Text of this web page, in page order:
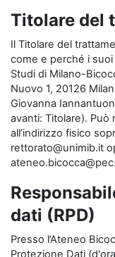
Titolare del
Il Titolare del
come e perché i
Studi di Milano-
Nuovo 1, 20126
Giovanna
avanti: Titolare). Può
all’indirizzo fisico
rettorato@unimib.it
dati (RPD)
Presso l’Ateneo
Protezione Dati